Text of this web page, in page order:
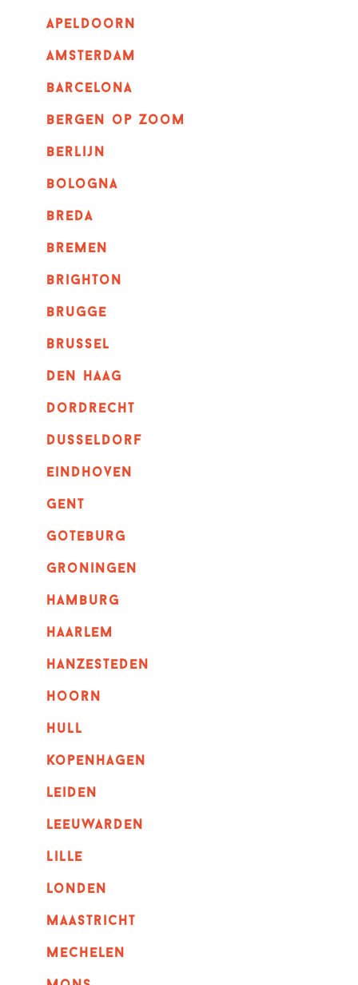
apeldoorn
Amsterdam
barcelona
bergen op zoom
berlijn
bologna
breda
bremen
brighton
brugge
Brussel
Den haag
dordrecht
dusseldorf
eindhoven
GENT
goteburg
groningen
hamburg
haarlem
hanzesteden
hoorn
hull
kopenhagen
leiden
leeuwarden
lille
londen
maastricht
mechelen